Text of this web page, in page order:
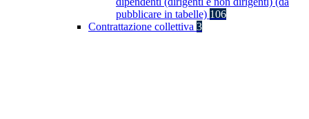
pubblicare in tabelle) 106
Contrattazione collettiva 3